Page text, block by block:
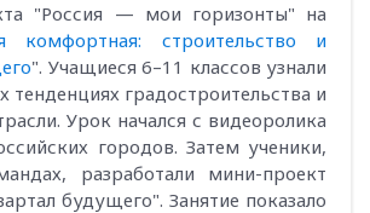
"Россия — мои горизонты" на
комфортная: строительство и
". Учащиеся 6–11 классов узнали
тенденциях градостроительства и
Урок начался с видеоролика
городов. Затем ученики,
разработали мини-проект
будущего". Занятие показало